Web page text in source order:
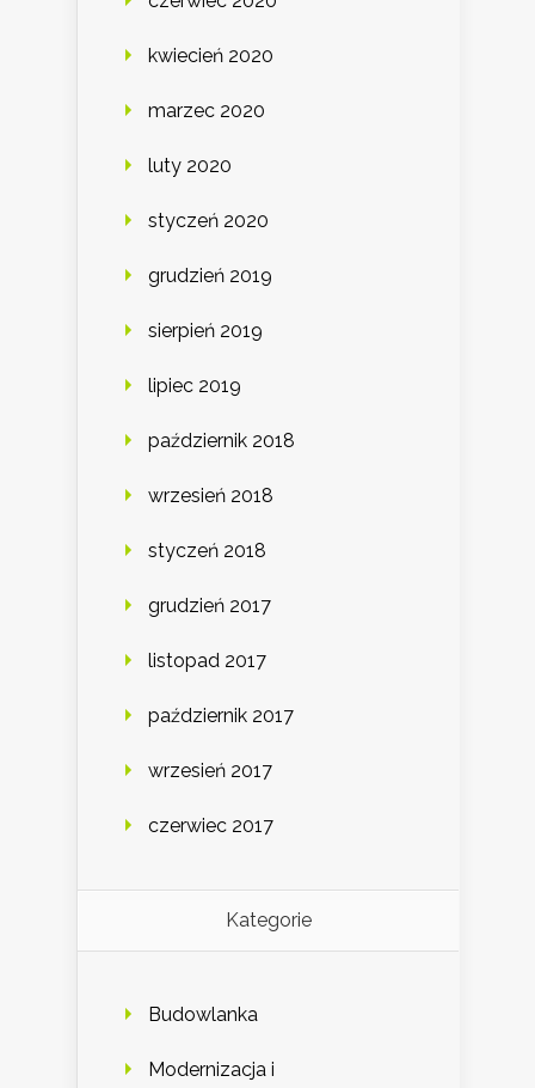
kwiecień 2020
marzec 2020
luty 2020
styczeń 2020
grudzień 2019
sierpień 2019
lipiec 2019
październik 2018
wrzesień 2018
styczeń 2018
grudzień 2017
listopad 2017
październik 2017
wrzesień 2017
czerwiec 2017
Kategorie
Budowlanka
Modernizacja i